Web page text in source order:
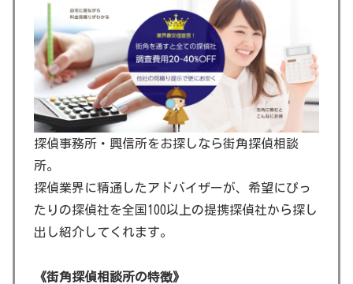
探偵事務所・興信所をお探しなら街角探偵相談
所。
探偵業界に精通したアドバイザーが、希望にぴっ
たりの探偵社を全国100以上の提携探偵社から探し
出し紹介してくれます。
《街角探偵相談所の特徴》